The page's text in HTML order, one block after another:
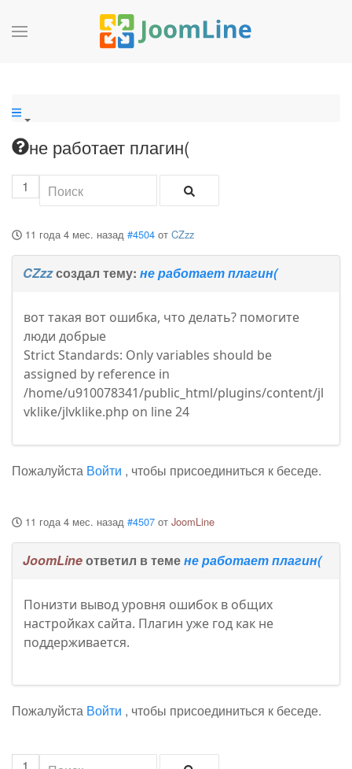
не работает плагин(
1
11 года 4 мес. назад #4504 от CZzz
CZzzсоздал тему: не работает плагин(
вот такая вот ошибка, что делать? помогите
люди добрые
Strict Standards: Only variables should be
assigned by reference in
/home/u910078341/public_html/plugins/content/jl
vklike/jlvklike.php on line 24
Пожалуйста Войти , чтобы присоединиться к беседе.
11 года 4 мес. назад #4507 от JoomLine
JoomLineответил в темене работает плагин(
Понизти вывод уровня ошибок в общих
настройках сайта. Плагин уже год как не
поддерживается.
Пожалуйста Войти , чтобы присоединиться к беседе.